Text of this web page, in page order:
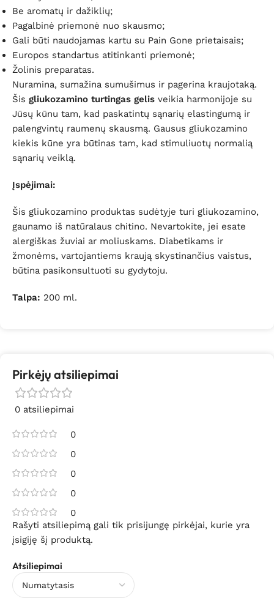
Be aromatų ir dažiklių;
Pagalbinė priemonė nuo skausmo;
Gali būti naudojamas kartu su Pain Gone prietaisais;
Europos standartus atitinkanti priemonė;
Žolinis preparatas.
Nuramina, sumažina sumušimus ir pagerina kraujotaką.
Šis gliukozamino turtingas gelis veikia harmonijoje su
Jūsų kūnu tam, kad paskatintų sąnarių elastingumą ir
palengvintų raumenų skausmą. Gausus gliukozamino
kiekis kūne yra būtinas tam, kad stimuliuotų normalią
sąnarių veiklą.
Įspėjimai:
Šis gliukozamino produktas sudėtyje turi gliukozamino,
gaunamo iš natūralaus chitino. Nevartokite, jei esate
alergiškas žuviai ar moliuskams. Diabetikams ir
žmonėms, vartojantiems kraują skystinančius vaistus,
būtina pasikonsultuoti su gydytoju.
Talpa: 200 ml.
Pirkėjų atsiliepimai
0 atsiliepimai
0
0
0
0
0
Atsiliepimai
Rašyti atsiliepimą gali tik prisijungę pirkėjai, kurie yra
įsigiję šį produktą.